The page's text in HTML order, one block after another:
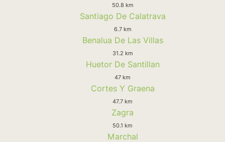
50.8 km
Santiago De Calatrava
6.7 km
Benalua De Las Villas
31.2 km
Huetor De Santillan
47 km
Cortes Y Graena
47.7 km
Zagra
50.1 km
Marchal